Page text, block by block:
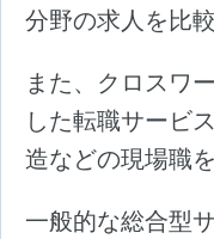
分野の求人を比
また、クロスワ
した転職サービ
造などの現場職
一般的な総合型